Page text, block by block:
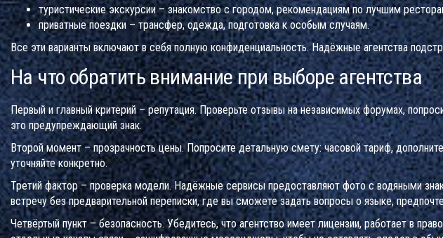
туристические экскурсии – знакомство с городом, рекомендациям по лучшим
приватные поездки – трансфер, одежда, подготовка к особым случаям.
Все эти варианты включают в себя полную конфиденциальность. Надёжные агентства
На что обратить внимание при выборе агентства
Первый и главный критерий – репутация. Проверьте отзывы на независимых форумах,
это предупреждающий знак.
Второй момент – прозрачность цены. Попросите детальную смету: часовой тариф,
уточняйте конкретно.
Третий фактор – проверка модели. Надёжные сервисы предоставляют фото с водяными
встречу без предварительной переписки, где вы сможете задать вопросы о языке,
Четвёртый пункт – безопасность. Убедитесь, что агентство имеет лицензии, работает в